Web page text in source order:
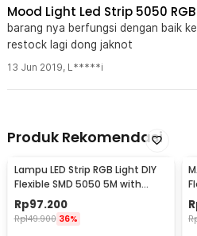
Mood Light Led Strip 5050
barang nya berfungsi dengan baik
restock lagi dong jaknot
13 Jun 2019, L*****i
Produk Rekomendasi
Lampu LED Strip RGB Light DIY
Flexible SMD 5050 5M with
Remote
Rp97.200
Rp149.900 36%